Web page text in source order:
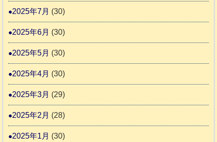
2025年7月 (30)
2025年6月 (30)
2025年5月 (30)
2025年4月 (30)
2025年3月 (29)
2025年2月 (28)
2025年1月 (30)